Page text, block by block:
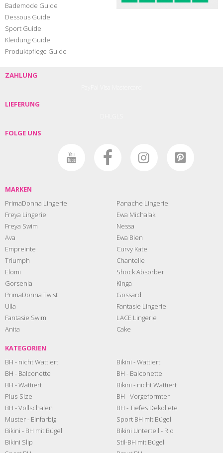
Bademode Guide
Dessous Guide
Sport Guide
Kleidung Guide
Produktpflege Guide
ZAHLUNG
LIEFERUNG
FOLGE UNS
MARKEN
PrimaDonna Lingerie
Freya Lingerie
Freya Swim
Ava
Empreinte
Triumph
Elomi
Gorsenia
PrimaDonna Twist
Ulla
Fantasie Swim
Anita
Panache Lingerie
Ewa Michalak
Nessa
Ewa Bien
Curvy Kate
Chantelle
Shock Absorber
Kinga
Gossard
Fantasie Lingerie
LACE Lingerie
Cake
KATEGORIEN
BH - nicht Wattiert
BH - Balconette
BH - Wattiert
Plus-Size
BH - Vollschalen
Muster - Einfarbig
Bikini - BH mit Bügel
Bikini Slip
Bikini - Wattiert
BH - Balconette
Bikini - nicht Wattiert
BH - Vorgeformter
BH - Tiefes Dekollete
Sport BH mit Bügel
Bikini Unterteil - Rio
Stil-BH mit Bügel